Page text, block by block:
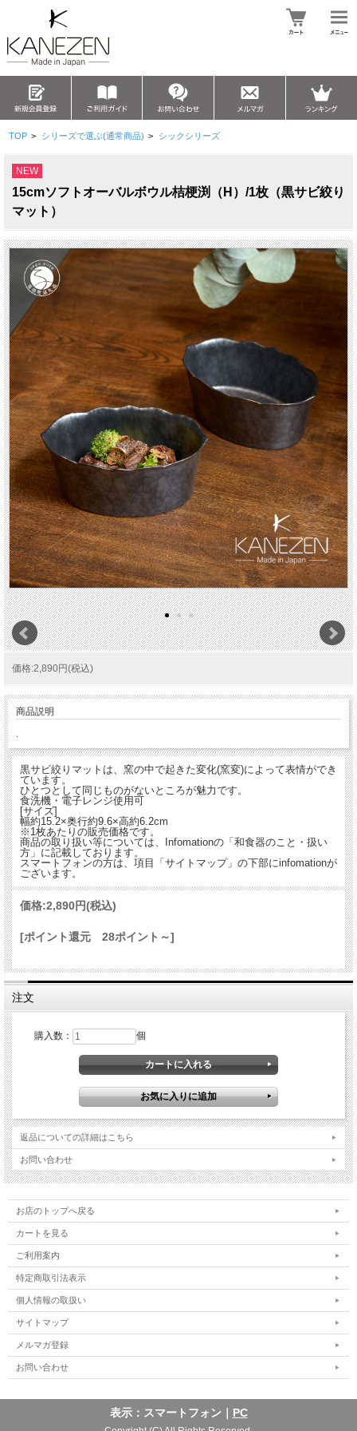
TOP > シリーズで選ぶ(通常商品) > シックシリーズ
NEW
15cmソフトオーバルボウル桔梗渕（H）/1枚（黒サビ絞り
マット）
価格:2,890円(税込)
商品説明
黒サビ絞りマットは、窯の中で起きた変化(窯変)によって表情ができ
ています。
ひとつとして同じものがないところが魅力です。
食洗機・電子レンジ使用可
[サイズ]
幅約15.2×奥行約9.6×高約6.2cm
※1枚あたりの販売価格です。
商品の取り扱い等については、Infomationの「和食器のこと・扱い
方」に記載しております。
スマートフォンの方は、項目「サイトマップ」の下部にinfomationが
ございます。
価格:2,890円(税込)
[ポイント還元 28ポイント～]
注文
購入数： 個
返品についての詳細はこちら
お問い合わせ
お店のトップへ戻る
カートを見る
ご利用案内
特定商取引法表示
個人情報の取扱い
サイトマップ
メルマガ登録
お問い合わせ
表示：スマートフォン｜ PC